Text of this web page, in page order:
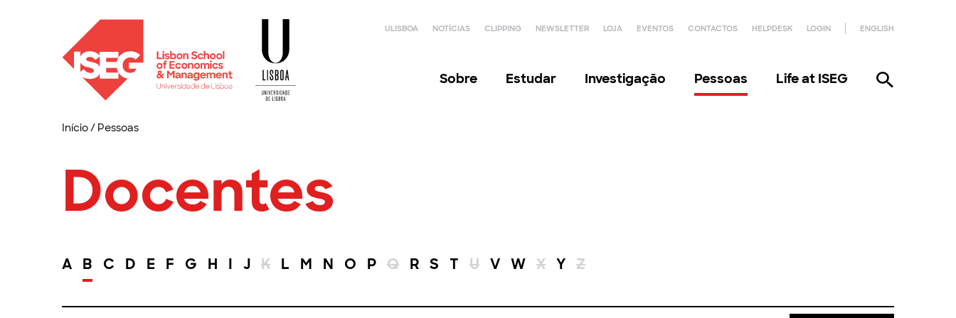
ULISBOA NOTÍCIAS CLIPPING NEWSLETTER LOJA EVENTOS CONTACTOS HELPDESK LOGIN ENGLISH
Sobre Estudar Investigação Pessoas Life at ISEG
Início/ Pessoas
Docentes
A B C D E F G H I J K L M N O P Q R S T U V W X Y Z